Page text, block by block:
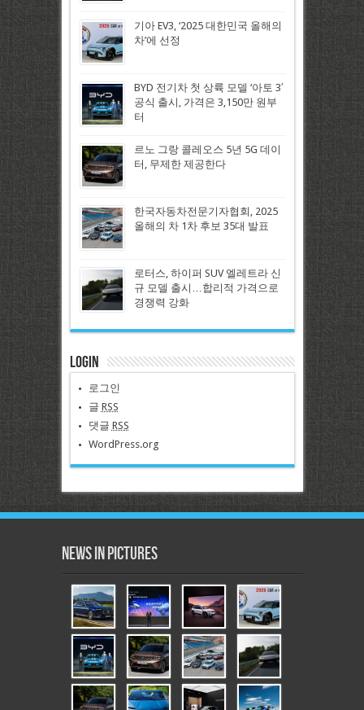
기아 EV3, ‘2025 대한민국 올해의
차’에 선정
BYD 전기차 첫 상륙 모델 ‘아토 3′
공식 출시, 가격은 3,150만 원부
터
르노 그랑 콜레오스 5년 5G 데이
터, 무제한 제공한다
한국자동차전문기자협회, 2025
올해의 차 1차 후보 35대 발표
로터스, 하이퍼 SUV 엘레트라 신
규 모델 출시…합리적 가격으로
경쟁력 강화
Login
로그인
글 RSS
댓글 RSS
WordPress.org
News in Pictures